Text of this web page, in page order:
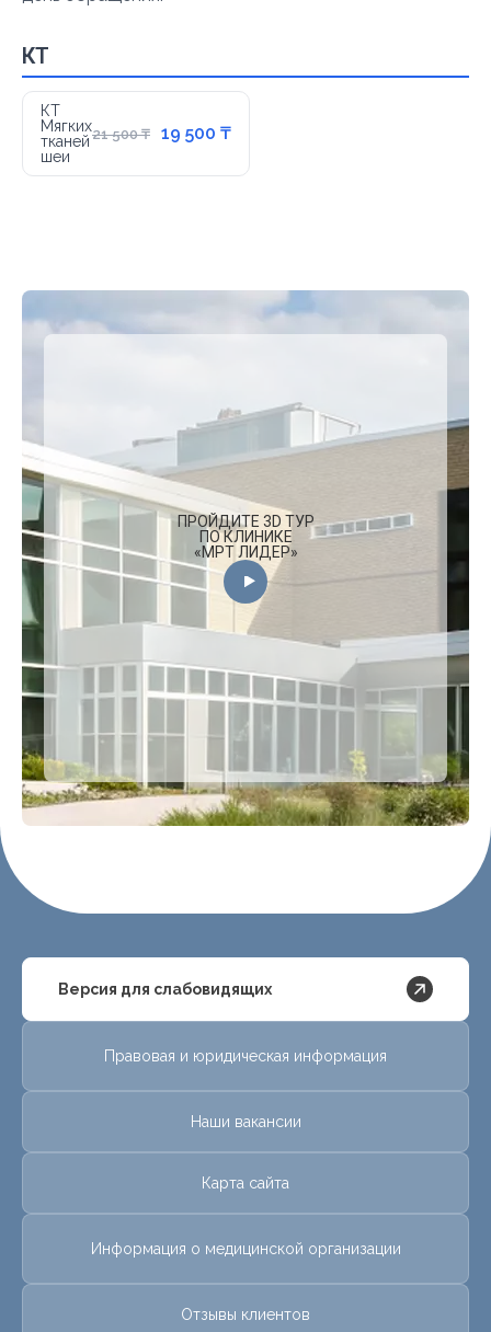
КТ
КТ
Мягких
тканей
шеи
21 500 ₸ 19 500 ₸
ПРОЙДИТЕ 3D ТУР
ПО КЛИНИКЕ
«МРТ ЛИДЕР»
Версия для слабовидящих
Правовая и юридическая информация
Наши вакансии
Карта сайта
Информация о медицинской организации
Отзывы клиентов